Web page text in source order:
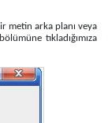
metin arka planı veya
tıkladığımıza